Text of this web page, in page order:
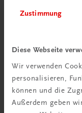
Zustimmung
Diese Webseite
Wir verwenden
personalisieren,
können und die
Außerdem geben